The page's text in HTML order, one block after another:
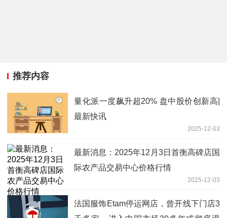
推荐内容
量化派一度飙升超20% 盘中股价创新高|
最新快讯
2025-12-03
最新消息：2025年12月3日首衡高碑店国
际农产品交易中心价格行情
2025-12-03
法国服饰Etam停运网店，曾开线下门店3